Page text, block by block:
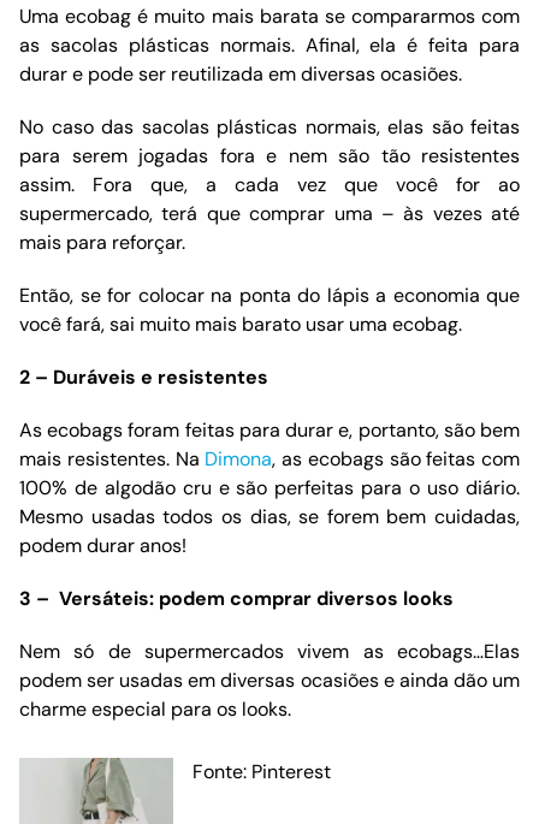
Uma ecobag é muito mais barata se compararmos com
as sacolas plásticas normais. Afinal, ela é feita para
durar e pode ser reutilizada em diversas ocasiões.
No caso das sacolas plásticas normais, elas são feitas
para serem jogadas fora e nem são tão resistentes
assim. Fora que, a cada vez que você for ao
supermercado, terá que comprar uma – às vezes até
mais para reforçar.
Então, se for colocar na ponta do lápis a economia que
você fará, sai muito mais barato usar uma ecobag.
2 – Duráveis e resistentes
As ecobags foram feitas para durar e, portanto, são bem
mais resistentes. Na Dimona, as ecobags são feitas com
100% de algodão cru e são perfeitas para o uso diário.
Mesmo usadas todos os dias, se forem bem cuidadas,
podem durar anos!
3 – Versáteis: podem comprar diversos looks
Nem só de supermercados vivem as ecobags…Elas
podem ser usadas em diversas ocasiões e ainda dão um
charme especial para os looks.
Fonte: Pinterest